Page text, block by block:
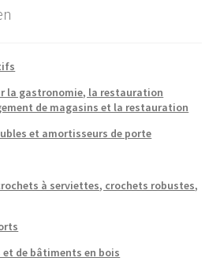
la gastronomie, la restauration
de magasins et la restauration
et amortisseurs de porte
à serviettes, crochets robustes,
et de bâtiments en bois